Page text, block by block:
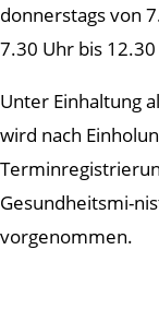
donnerstags von
7.30 Uhr bis
Unter Einhaltung
wird nach
Gesundheitsmi-
vorgenommen.